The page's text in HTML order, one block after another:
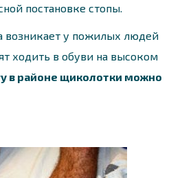
постановке стопы.
возникает у пожилых людей
ходить в обуви на высоком
в районе щиколотки можно